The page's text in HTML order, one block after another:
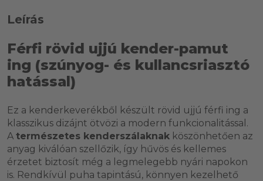
Leírás
Férfi rövid ujjú kender-pamut
ing (szúnyog- és kullancsriasztó
hatással)
Ez a kenderkeverékből készült rövid ujjú férfi ing a
klasszikus dizájnt ötvözi a modern funkcionalitással.
A természetes kenderszálaknak köszönhetően az
anyag kiválóan szellőzik, így hűvös és kellemes
érzetet biztosít még a legmelegebb nyári napokon
is. Rendkívül puha tapintású, könnyen kezelhető